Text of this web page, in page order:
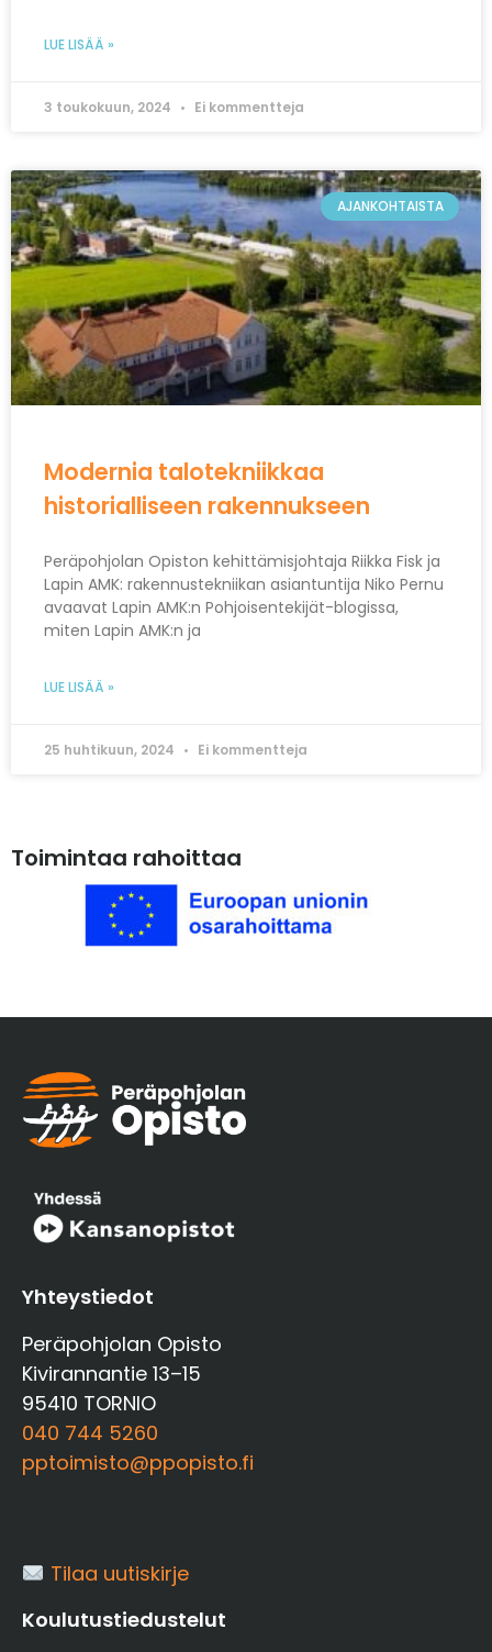
LUE LISÄÄ »
3 toukokuun, 2024 Ei kommentteja
AJANKOHTAISTA
Modernia talotekniikkaa
historialliseen rakennukseen
Peräpohjolan Opiston kehittämisjohtaja Riikka Fisk ja
Lapin AMK: rakennustekniikan asiantuntija Niko Pernu
avaavat Lapin AMK:n Pohjoisentekijät-blogissa,
miten Lapin AMK:n ja
LUE LISÄÄ »
25 huhtikuun, 2024 Ei kommentteja
Toimintaa rahoittaa
Yhteystiedot
Peräpohjolan Opisto
Kivirannantie 13–15
95410 TORNIO
040 744 5260
pptoimisto@ppopisto.fi
Tilaa uutiskirje
Koulutustiedustelut